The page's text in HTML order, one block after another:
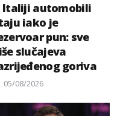
Italiji automobili
iako je
pun: sve
slučajeva
goriva
Posted
05/08/2026